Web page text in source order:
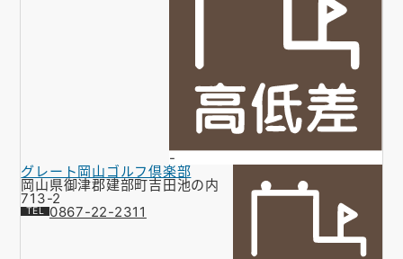
-
グレート岡山ゴルフ倶楽部
岡山県御津郡建部町吉田池の内
713-2
0867-22-2311